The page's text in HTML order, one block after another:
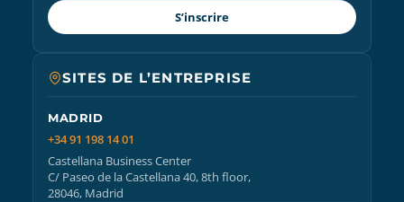
S’inscrire
SITES DE L’ENTREPRISE
MADRID
+34 91 198 14 01
Castellana Business Center
C/ Paseo de la Castellana 40, 8th floor,
28046, Madrid